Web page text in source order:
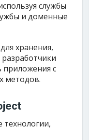
службы
и доменные
хранения,
приложения с
методов.